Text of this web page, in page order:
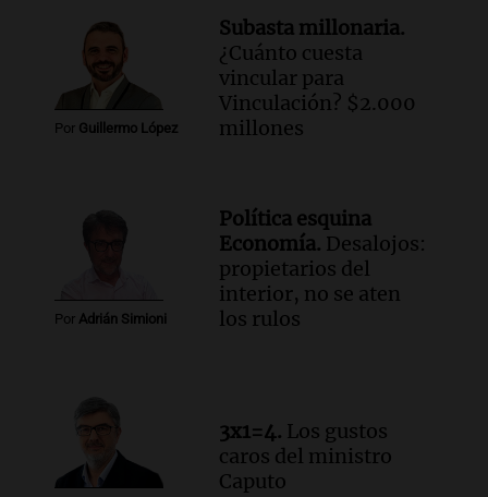
Audio.
Jugueterías en transformación:
crece la venta online y cae el
movimiento en los locales
Buen día, Argentina
Episodios
Buen día, Argentina
Episodios
El alfajor argentino busca a sus
nuevos campeones en una competencia
nacional
Por Guillermo López
Subasta millonaria.
¿Cuánto cuesta
vincular para
Vinculación? $2.000
millones
Por Adrián Simioni
Política esquina
Economía. Desalojos:
propietarios del
interior, no se aten
los rulos
3x1=4. Los gustos
caros del ministro
Caputo